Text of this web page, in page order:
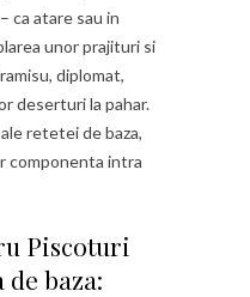
ca atare sau in
unor prajituri si
diplomat,
deserturi la pahar.
retetei de baza,
componenta intra
Piscoturi
baza: